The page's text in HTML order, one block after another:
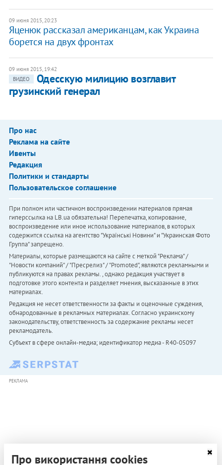
09 июня 2015, 20:23
Яценюк рассказал американцам, как Украина
борется на двух фронтах
09 июня 2015, 19:42
ВИДЕО
Одесскую милицию возглавит
грузинский генерал
Про нас
Реклама на сайте
Ивенты
Редакция
Политики и стандарты
Пользовательское соглашение
При полном или частичном воспроизведении материалов прямая
гиперссылка на LB.ua обязательна! Перепечатка, копирование,
воспроизведение или иное использование материалов, в которых
содержится ссылка на агентство "Українськi Новини" и "Украинская Фото
Группа" запрещено.
Материалы, которые размещаются на сайте с меткой "Реклама" /
"Новости компаний" / "Пресрелиз" / "Promoted", являются рекламными и
публикуются на правах рекламы. , однако редакция участвует в
подготовке этого контента и разделяет мнения, высказанные в этих
материалах.
Редакция не несет ответственности за факты и оценочные суждения,
обнародованные в рекламных материалах. Согласно украинскому
законодательству, ответственность за содержание рекламы несет
рекламодатель.
Субъект в сфере онлайн-медиа; идентификатор медиа - R40-05097
РЕКЛАМА
Про використання cookies